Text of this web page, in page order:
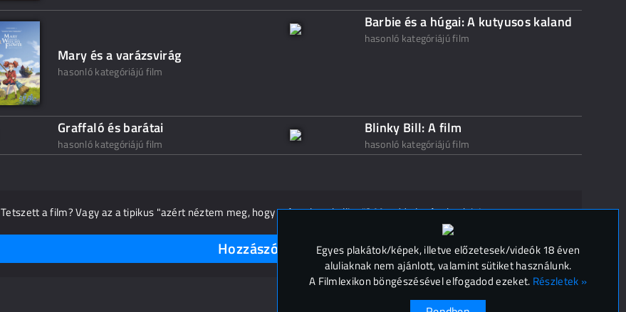
Mary és a varázsvirág
hasonló kategóriájú film
Barbie és a húgai: A kutyusos kaland
hasonló kategóriájú film
Graffaló és barátai
hasonló kategóriájú film
Blinky Bill: A film
hasonló kategóriájú film
Tetszett a film? Vagy az a tipikus "azért néztem meg, hogy másnak ne kelljen"? Mondd el másoknak is!
Hozzászólások (0)
Egyes plakátok/képek, illetve előzetesek/videók 18 éven
aluliaknak nem ajánlott, valamint sütiket használunk.
A Filmlexikon böngészésével elfogadod ezeket. Részletek »